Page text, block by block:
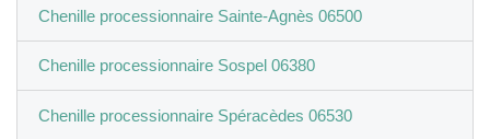
Chenille processionnaire Sainte-Agnès 06500
Chenille processionnaire Sospel 06380
Chenille processionnaire Spéracèdes 06530